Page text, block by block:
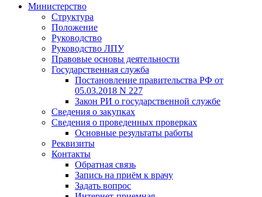
Министерство
Структура
Положение
Руководство
Руководство ЛПУ
Правовые основы деятельности
Государственная служба
Постановление правительства РФ от
05.03.2018 N 227
Закон РИ о государственной службе
Сведения о закупках
Сведения о проведенных проверках
Основные результаты работы
Реквизиты
Контакты
Обратная связь
Запись на приём к врачу
Задать вопрос